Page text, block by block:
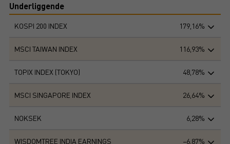
Underliggende
KOSPI 200 INDEX 179,16%
MSCI TAIWAN INDEX 116,93%
TOPIX INDEX (TOKYO) 48,78%
MSCI SINGAPORE INDEX 26,64%
NOKSEK 6,28%
WISDOMTREE INDIA EARNINGS −6,87%